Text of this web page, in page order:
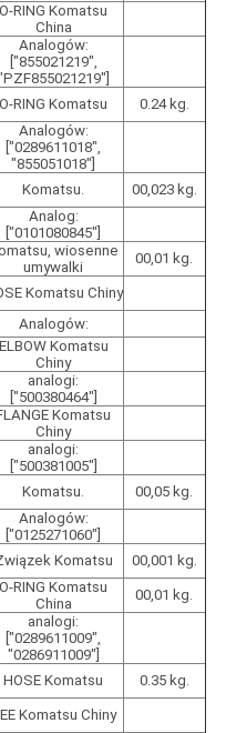
O-RING Komatsu
China
Analogów:
["855021219",
O-RING Komatsu
0.24 kg.
Analogów:
["0289611018",
"855051018"]
Komatsu.
00,023 kg.
Analog:
["0101080845"]
wiosenne
umywalki
00,01 kg.
Komatsu Chiny
Analogów:
ELBOW Komatsu
Chiny
analogi:
["500380464"]
Komatsu
Chiny
analogi:
["500381005"]
Komatsu.
00,05 kg.
Analogów:
["0125271060"]
Komatsu 00,001 kg.
O-RING Komatsu
China
00,01 kg.
analogi:
["0289611009",
"0286911009"]
HOSE Komatsu 0.35 kg.
Komatsu Chiny